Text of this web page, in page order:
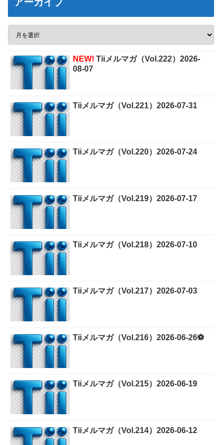
NEW!Tiiメルマガ（Vol.222）2026-
08-07
Tiiメルマガ（Vol.221）2026-07-31
Tiiメルマガ（Vol.220）2026-07-24
Tiiメルマガ（Vol.219）2026-07-17
Tiiメルマガ（Vol.218）2026-07-10
Tiiメルマガ（Vol.217）2026-07-03
Tiiメルマガ（Vol.216）2026-06-26⚽
Tiiメルマガ（Vol.215）2026-06-19
Tiiメルマガ（Vol.214）2026-06-12